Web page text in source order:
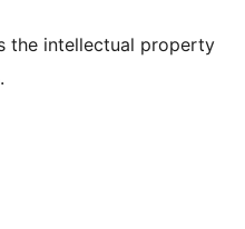
the intellectual property